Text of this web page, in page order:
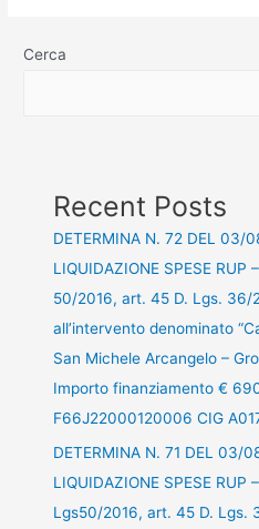
Cerca
Recent Posts
DETERMINA N. 72 DEL 03/
LIQUIDAZIONE SPESE RUP
50/2016, art. 45 D. Lgs. 36/
all’intervento denominato
San Michele Arcangelo –
Importo finanziamento €
F66J22000120006 CIG
DETERMINA N. 71 DEL 03/
LIQUIDAZIONE SPESE RUP
Lgs50/2016, art. 45 D. Lgs.